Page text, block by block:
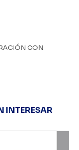
CON
INTERESAR